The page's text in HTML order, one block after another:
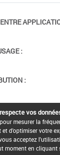
:
:
:
respecte vos
mesurer la
d'optimiser votre
acceptez
moment en cliquant